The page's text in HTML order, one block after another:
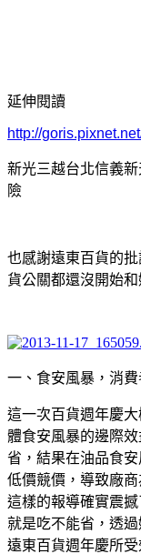
延伸閱讀
http://
新光三越台北信義
險
也感謝遠東百貨的
貨公關都還沒開始
一、食安風暴，消
這一次百貨週年慶大
體食安風暴的邊際
省，結果在油品食
低價競價，導致廠
這樣的報導確實震
就是吃不能省，透
遠東百貨週年慶所